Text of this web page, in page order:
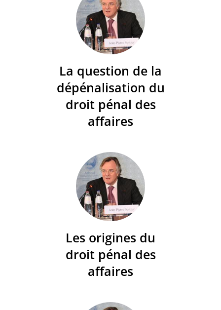
La question de la
dépénalisation du
droit pénal des
affaires
Les origines du
droit pénal des
affaires